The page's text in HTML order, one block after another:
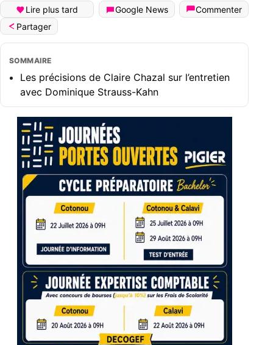
Lire plus tard Google News
Commenter
Partager
SOMMAIRE
Les précisions de Claire Chazal sur l’entretien
avec Dominique Strauss-Kahn